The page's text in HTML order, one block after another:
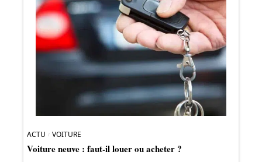
ACTU VOITURE
Voiture neuve : faut-il louer ou acheter ?